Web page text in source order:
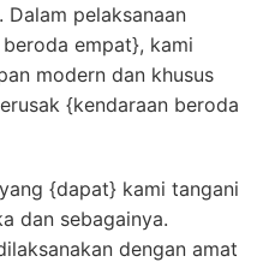
pelaksanaan
empat}, kami
modern dan khusus
{kendaraan beroda
{dapat} kami tangani
dan sebagainya.
dengan amat